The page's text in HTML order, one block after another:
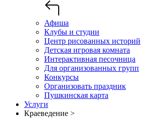
Афиша
Клубы и студии
Центр рисованных историй
Детская игровая комната
Интерактивная песочница
Для организованных групп
Конкурсы
Организовать праздник
Пушкинская карта
Услуги
Краеведение >